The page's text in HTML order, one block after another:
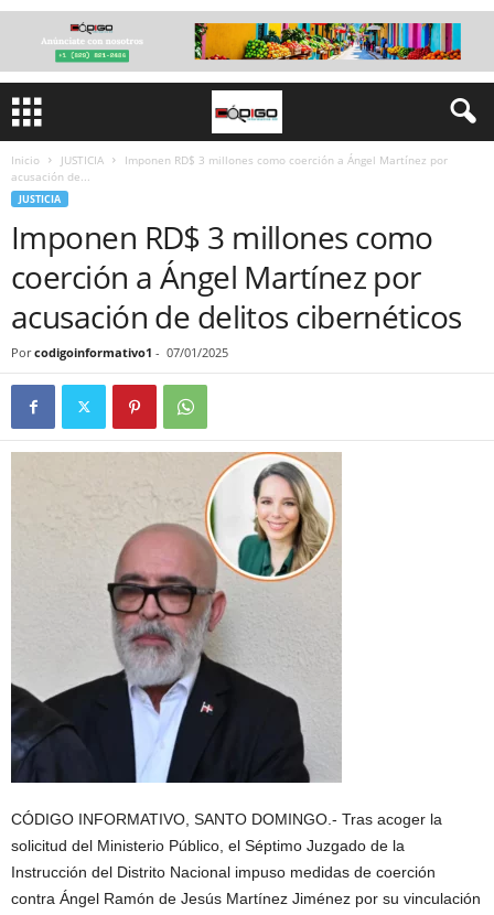
Inicio JUSTICIA
Imponen RD$ 3 millones como coerción a Ángel Martínez por
acusación de...
JUSTICIA
Imponen RD$ 3 millones como
coerción a Ángel Martínez por
acusación de delitos cibernéticos
Por codigoinformativo1 - 07/01/2025
CÓDIGO INFORMATIVO, SANTO DOMINGO.- Tras acoger la
solicitud del Ministerio Público, el Séptimo Juzgado de la
Instrucción del Distrito Nacional impuso medidas de coerción
contra Ángel Ramón de Jesús Martínez Jiménez por su vinculación